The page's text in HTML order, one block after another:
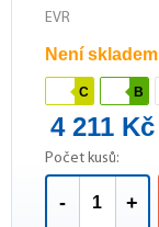
EVR
Není skladem
C B
4 211 Kč
Počet kusů:
- +